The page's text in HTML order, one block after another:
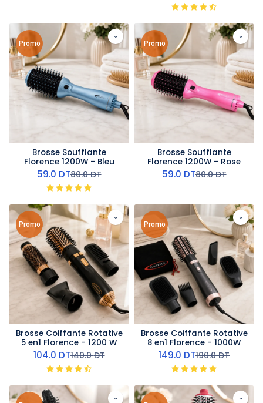
Promo
Brosse Soufflante
Florence 1200W - Bleu
59.0 DT80.0DT
Promo
Brosse Soufflante
Florence 1200W - Rose
59.0 DT80.0DT
Promo
Brosse Coiffante Rotative
5 en1 Florence - 1200 W
104.0 DT140.0DT
Promo
Brosse Coiffante Rotative
8 en1 Florence - 1000W
149.0 DT190.0DT